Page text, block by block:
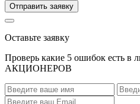
Отправить заявку
Оставьте заявку
Проверь какие 5 ошибок есть в
АКЦИОНЕРОВ